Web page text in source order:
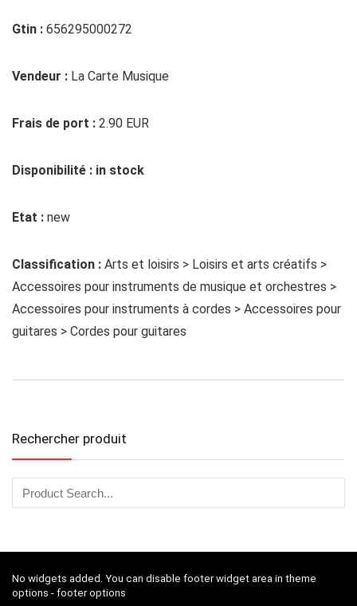
Gtin : 656295000272
Vendeur : La Carte Musique
Frais de port : 2.90 EUR
Disponibilité : in stock
Etat : new
Classification : Arts et loisirs > Loisirs et arts créatifs >
Accessoires pour instruments de musique et orchestres >
Accessoires pour instruments à cordes > Accessoires pour
guitares > Cordes pour guitares
Rechercher produit
No widgets added. You can disable footer widget area in theme
options - footer options